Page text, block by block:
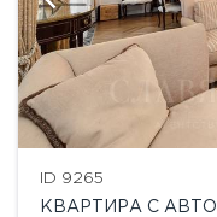
ID 9265
КВАРТИРА С